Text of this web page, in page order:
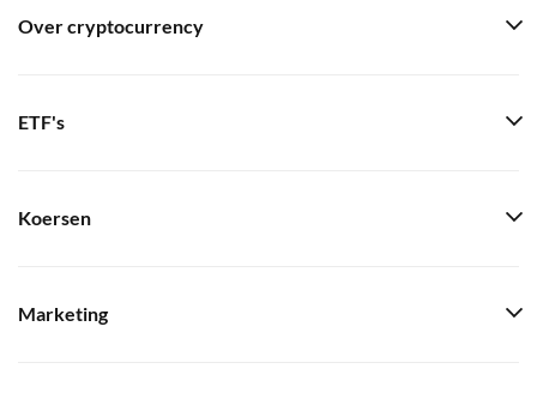
Over cryptocurrency
ETF's
Koersen
Marketing